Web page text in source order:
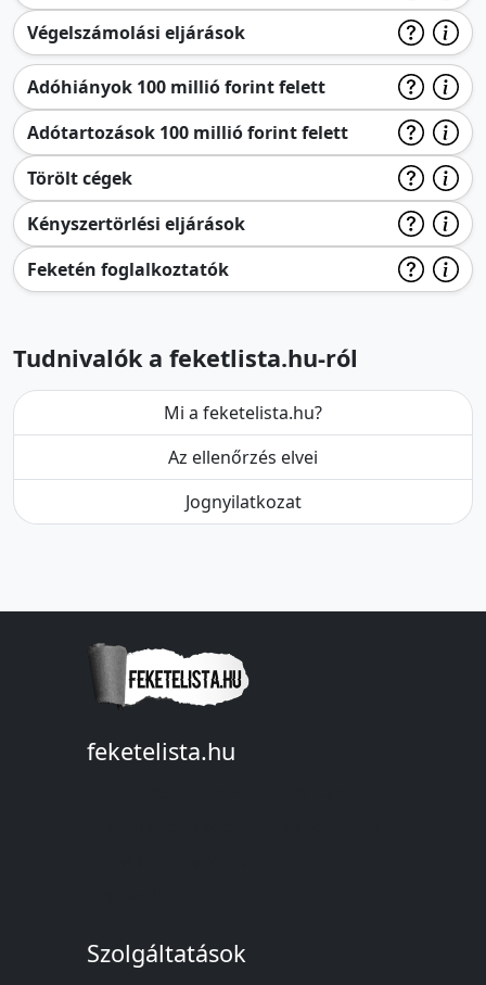
Végelszámolási eljárások
Adóhiányok 100 millió forint felett
Adótartozások 100 millió forint felett
Törölt cégek
Kényszertörlési eljárások
Feketén foglalkoztatók
Tudnivalók a feketlista.hu-ról
Mi a feketelista.hu?
Az ellenőrzés elvei
Jognyilatkozat
feketelista.hu
Szolgáltatások